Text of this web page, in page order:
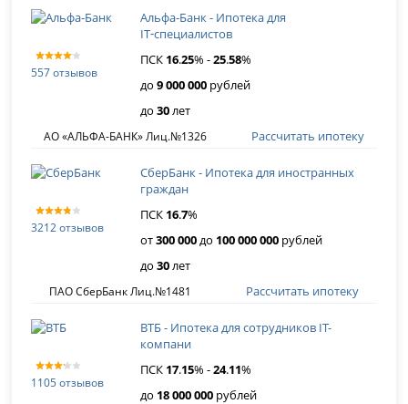
557 отзывов
Альфа-Банк - Ипотека для
IT‑специалистов
ПСК 16.25% -25.58%
до9 000 000 рублей
до30лет
АО «АЛЬФА-БАНК» Лиц.№1326 Рассчитать ипотеку
3212 отзывов
СберБанк - Ипотека для иностранных
граждан
ПСК 16.7%
от300 000до 100 000 000 рублей
до30лет
ПАО СберБанк Лиц.№1481 Рассчитать ипотеку
1105 отзывов
ВТБ - Ипотека для сотрудников IT-
компани
ПСК 17.15% -24.11%
до 18 000 000 рублей